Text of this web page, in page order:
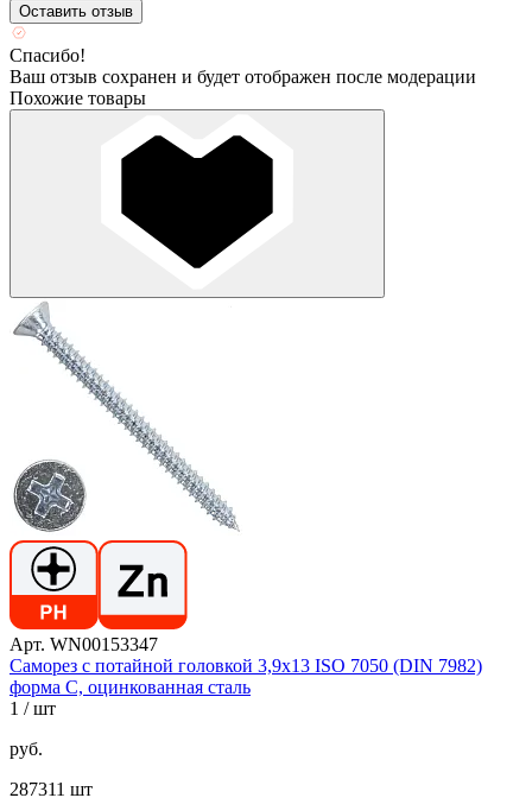
Оставить отзыв
Спасибо!
Ваш отзыв сохранен и будет отображен после модерации
Похожие товары
Арт. WN00153347
Саморез с потайной головкой 3,9х13 ISO 7050 (DIN 7982)
форма C, оцинкованная сталь
1 / шт
руб.
287311 шт